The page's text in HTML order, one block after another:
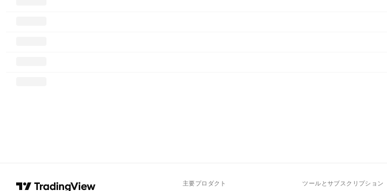
主要プロダクト ツールとサブスクリプション